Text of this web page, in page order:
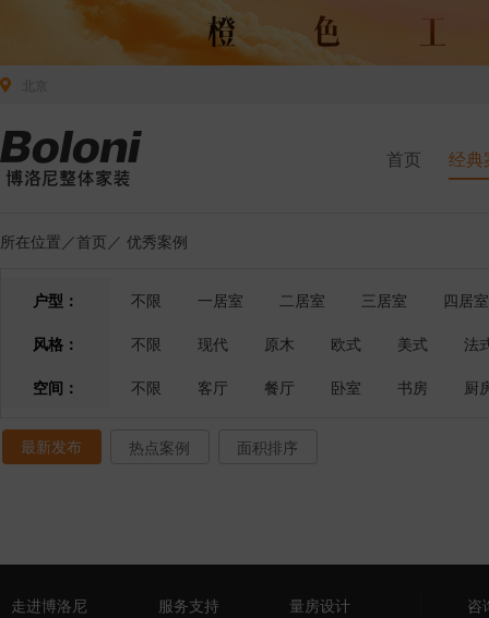
首页 经典
所在位置／首页 ／ 优秀案例
户型： 不限 一居室 二居室 三居室
四居室
风格：
不限 现代 原木 欧式 美式
法
空间：
不限 客厅 餐厅 卧室 书房 厨
最新发布 热点案例 面积排序
走进博洛尼 服务支持 量房设计 咨